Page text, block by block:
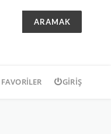
ARAMAK
FAVORILER GIRIŞ